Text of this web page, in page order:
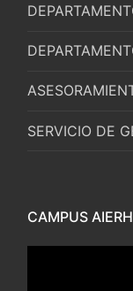
SERVICIO DE
CAMPUS AIERH